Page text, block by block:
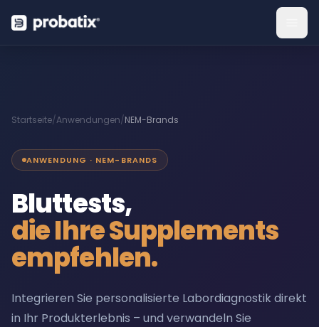
Startseite/Anwendungen/NEM-Brands
ANWENDUNG · NEM-BRANDS
Bluttests,
die Ihre Supplements
empfehlen.
Integrieren Sie personalisierte Labordiagnostik direkt
in Ihr Produkterlebnis – und verwandeln Sie